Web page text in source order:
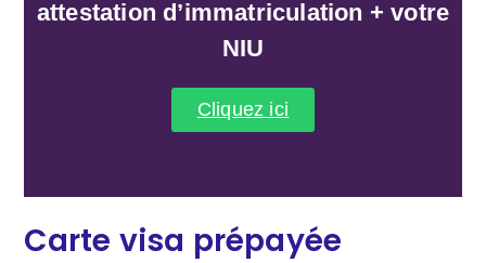
attestation d’immatriculation + votre
NIU
Cliquez ici
Carte visa prépayée